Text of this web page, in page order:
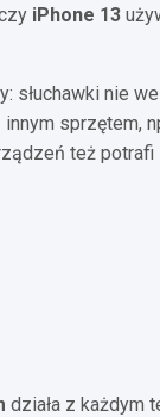
iPhone 13
słuchawki nie
innym sprzętem,
też potrafi
działa z każdym